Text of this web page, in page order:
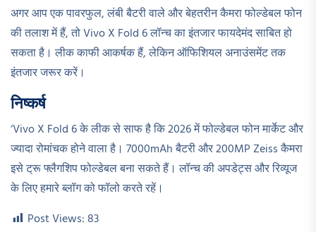
अगर आप एक पावरफुल, लंबी बैटरी वाले और बेहतरीन कैमरा फोल्डेबल फोन
की तलाश में हैं, तो Vivo X Fold 6 लॉन्च का इंतजार फायदेमंद साबित हो
सकता है। लीक काफी आकर्षक हैं, लेकिन ऑफिशियल अनाउंसमेंट तक
इंतजार जरूर करें।
निष्कर्ष
‘Vivo X Fold 6 के लीक से साफ है कि 2026 में फोल्डेबल फोन मार्केट और
ज्यादा रोमांचक होने वाला है। 7000mAh बैटरी और 200MP Zeiss कैमरा
इसे ट्रू फ्लैगशिप फोल्डेबल बना सकते हैं। लॉन्च की अपडेट्स और रिव्यूज
के लिए हमारे ब्लॉग को फॉलो करते रहें।
Post Views:83